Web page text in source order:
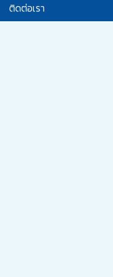
ติดต่อเรา